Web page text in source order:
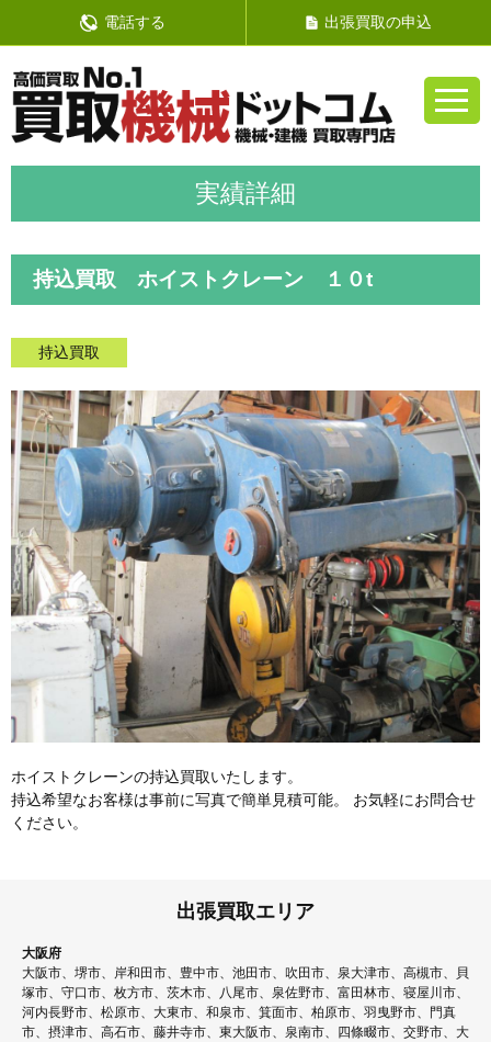
電話する 出張買取の申込
持込買取 ホイストクレーン １０t
持込買取
ホイストクレーンの持込買取いたします。
持込希望なお客様は事前に写真で簡単見積可能。 お気軽にお問合せ
ください。
出張買取エリア
大阪府
大阪市、堺市、岸和田市、豊中市、池田市、吹田市、泉大津市、高槻市、貝
塚市、守口市、枚方市、茨木市、八尾市、泉佐野市、富田林市、寝屋川市、
河内長野市、松原市、大東市、和泉市、箕面市、柏原市、羽曳野市、門真
市、摂津市、高石市、藤井寺市、東大阪市、泉南市、四條畷市、交野市、大